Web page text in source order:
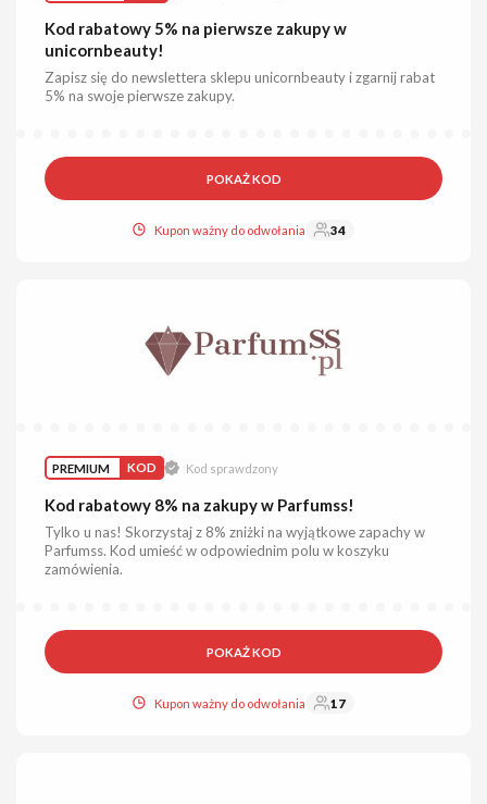
Kod rabatowy 5% na pierwsze zakupy w
unicornbeauty!
Zapisz się do newslettera sklepu unicornbeauty i zgarnij rabat
5% na swoje pierwsze zakupy.
POKAŻ KOD
Kupon ważny do odwołania 34
PREMIUM KOD Kod sprawdzony
Kod rabatowy 8% na zakupy w Parfumss!
Tylko u nas! Skorzystaj z 8% zniżki na wyjątkowe zapachy w
Parfumss. Kod umieść w odpowiednim polu w koszyku
zamówienia.
POKAŻ KOD
Kupon ważny do odwołania 17